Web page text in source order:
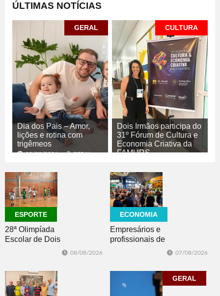
ÚLTIMAS NOTÍCIAS
GERAL
Dia dos Pais – Amor,
lições e rotina com
trigêmeos
08/08/2026 GERAL
CULTURA
Dois Irmãos participa do
31º Fórum de Cultura e
Economia Criativa da
FAMURS
CULTURA
ESPORTE
28ª Olimpíada
Escolar de Dois
08/08/2026
ECONOMIA
Empresários e
profissionais de
07/08/2026
GERAL